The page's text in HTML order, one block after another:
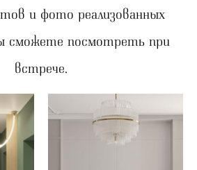
и фото реализованных
сможете посмотреть при
встрече.